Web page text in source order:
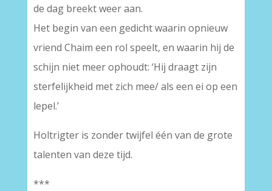
de dag breekt weer aan.
Het begin van een gedicht waarin opnieuw
vriend Chaim een rol speelt, en waarin hij de
schijn niet meer ophoudt: ‘Hij draagt zijn
sterfelijkheid met zich mee/ als een ei op een
lepel.’
Holtrigter is zonder twijfel één van de grote
talenten van deze tijd.
***